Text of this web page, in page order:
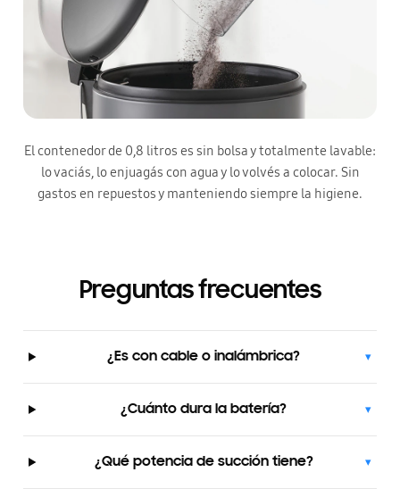
El contenedor de 0,8 litros es sin bolsa y totalmente lavable:
lo vaciás, lo enjuagás con agua y lo volvés a colocar. Sin
gastos en repuestos y manteniendo siempre la higiene.
Preguntas frecuentes
¿Es con cable o inalámbrica? ▾
¿Cuánto dura la batería? ▾
¿Qué potencia de succión tiene? ▾